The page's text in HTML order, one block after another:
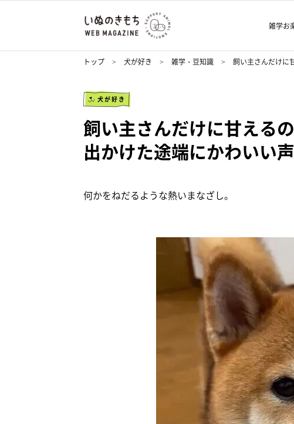
雑学お
トップ 犬が好き 雑学・豆知識 飼い主さんだけに
犬が好き
飼い主さんだけに甘える
出かけた途端にかわいい
何かをねだるような熱いまなざし。